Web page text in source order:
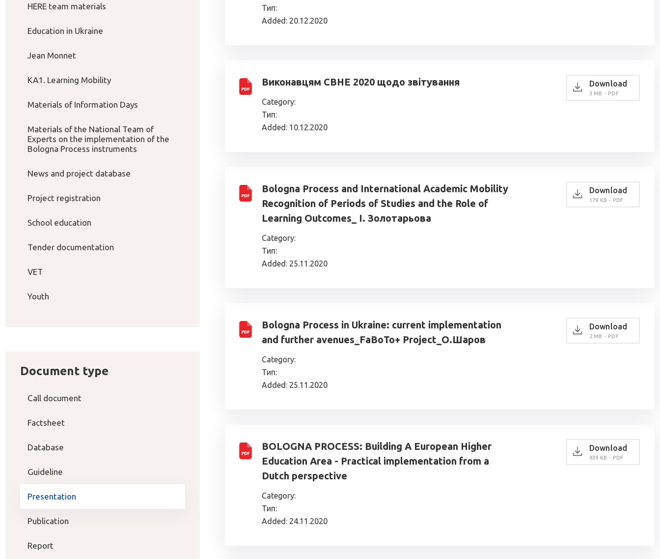
HERE team materials
Education in Ukraine
Jean Monnet
KA1. Learning Mobility
Materials of Information Days
Materials of the National Team of
Experts on the implementation of the
Bologna Process instruments
News and project database
Project registration
School education
Tender documentation
VET
Youth
Document type
Call document
Factsheet
Database
Guideline
Presentation
Publication
Report
Тип:
Added: 20.12.2020
Виконавцям СВНЕ 2020 щодо звітування
Category:
Тип:
Added: 10.12.2020
Download
3 MB - PDF
Bologna Process and International Academic Mobility
Recognition of Periods of Studies and the Role of
Learning Outcomes_ І. Золотарьова
Category:
Тип:
Added: 25.11.2020
Download
179 KB - PDF
Bologna Process in Ukraine: current implementation
and further avenues_FaBoTo+ Project_О.Шаров
Category:
Тип:
Added: 25.11.2020
Download
2 MB - PDF
BOLOGNA PROCESS: Building A European Higher
Education Area - Practical implementation from a
Dutch perspective
Category:
Тип:
Added: 24.11.2020
Download
939 KB - PDF